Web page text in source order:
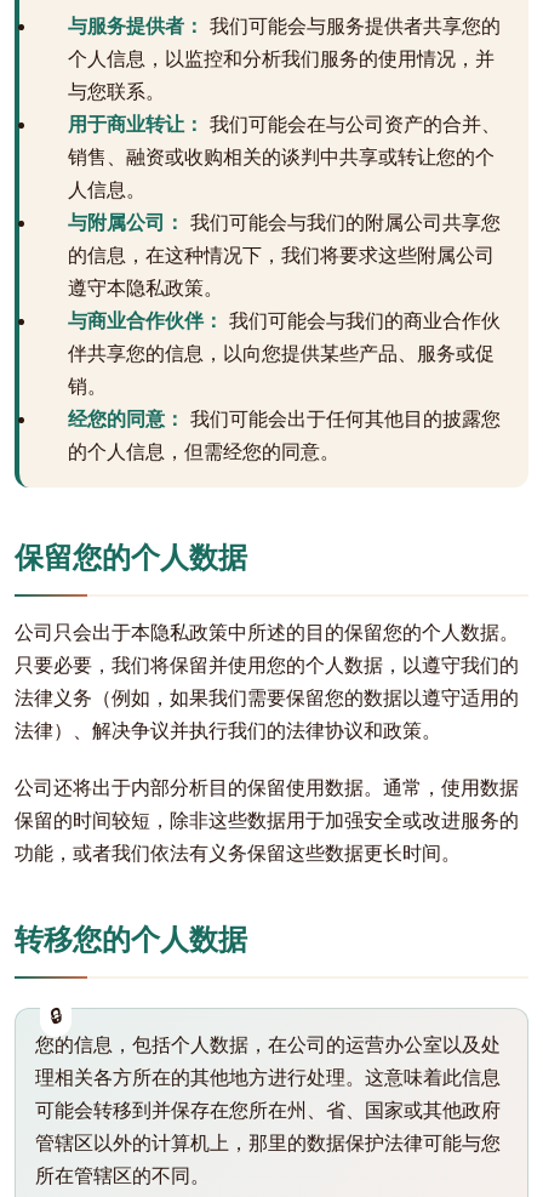
与服务提供者： 我们可能会与服务提供者共享您的
个人信息，以监控和分析我们服务的使用情况，并
与您联系。
用于商业转让： 我们可能会在与公司资产的合并、
销售、融资或收购相关的谈判中共享或转让您的个
人信息。
与附属公司： 我们可能会与我们的附属公司共享您
的信息，在这种情况下，我们将要求这些附属公司
遵守本隐私政策。
与商业合作伙伴： 我们可能会与我们的商业合作伙
伴共享您的信息，以向您提供某些产品、服务或促
销。
经您的同意： 我们可能会出于任何其他目的披露您
的个人信息，但需经您的同意。
保留您的个人数据
公司只会出于本隐私政策中所述的目的保留您的个人数据。
只要必要，我们将保留并使用您的个人数据，以遵守我们的
法律义务（例如，如果我们需要保留您的数据以遵守适用的
法律）、解决争议并执行我们的法律协议和政策。
公司还将出于内部分析目的保留使用数据。通常，使用数据
保留的时间较短，除非这些数据用于加强安全或改进服务的
功能，或者我们依法有义务保留这些数据更长时间。
转移您的个人数据
您的信息，包括个人数据，在公司的运营办公室以及处
理相关各方所在的其他地方进行处理。这意味着此信息
可能会转移到并保存在您所在州、省、国家或其他政府
管辖区以外的计算机上，那里的数据保护法律可能与您
所在管辖区的不同。